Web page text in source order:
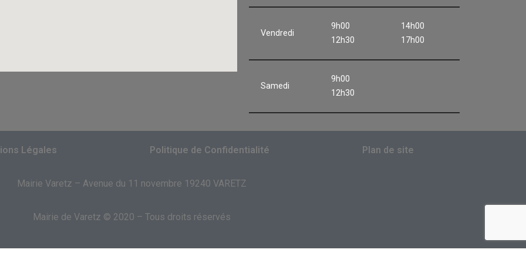
Vendredi
9h00
12h30
14h00
17h00
Samedi
9h00
12h30
Légales Politique de Confidentialité Plan de site
Mairie Varetz – Avenue du 11 novembre 19240 VARETZ
Mairie de Varetz © 2020 – Tous droits réservés